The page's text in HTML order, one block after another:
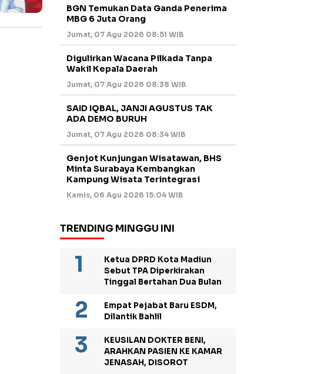
BGN Temukan Data Ganda Penerima
MBG 6 Juta Orang
Jumat, 07 Agu 2026 08:51 WIB
Digulirkan Wacana Pilkada Tanpa
Wakil Kepala Daerah
Jumat, 07 Agu 2026 08:38 WIB
SAID IQBAL, JANJI AGUSTUS TAK
ADA DEMO BURUH
Jumat, 07 Agu 2026 08:34 WIB
Genjot Kunjungan Wisatawan, BHS
Minta Surabaya Kembangkan
Kampung Wisata Terintegrasi
Kamis, 06 Agu 2026 15:04 WIB
TRENDING MINGGU INI
Ketua DPRD Kota Madiun
Sebut TPA Diperkirakan
Tinggal Bertahan Dua Bulan
Empat Pejabat Baru ESDM,
Dilantik Bahlil
KEUSILAN DOKTER BENI,
ARAHKAN PASIEN KE KAMAR
JENASAH, DISOROT